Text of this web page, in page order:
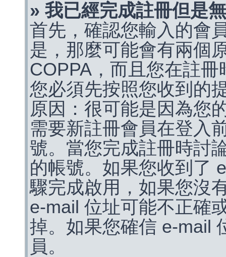
» 我已經完成註冊但是
首先，確認您輸入的會
是，那麼可能會有兩個
COPPA，而且您在註
您必須先按照您收到的
原因：很可能是因為您
需要新註冊會員在登入
號。當您完成註冊時討
的帳號。如果您收到了
驟完成啟用，如果您沒
e-mail 位址可能不正確
掉。如果您確信 e-mail
員。